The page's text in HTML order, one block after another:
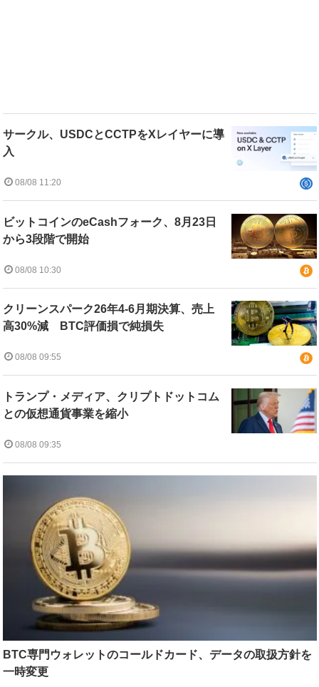
サークル、USDCとCCTPをXレイヤーに導
入
08/08 11:20
ビットコインのeCashフォーク、8月23日
から3段階で開始
08/08 10:30
クリーンスパーク26年4-6月期決算、売上
高30%減 BTC評価損で純損失
08/08 09:55
トランプ・メディア、クリプトドットコム
との仮想通貨事業を縮小
08/08 09:35
BTC専門ウォレットのコールドカード、データの取扱方針を
一時変更